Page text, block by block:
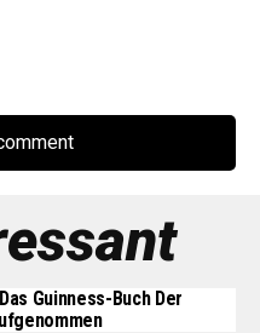
Guinness-Buch Der